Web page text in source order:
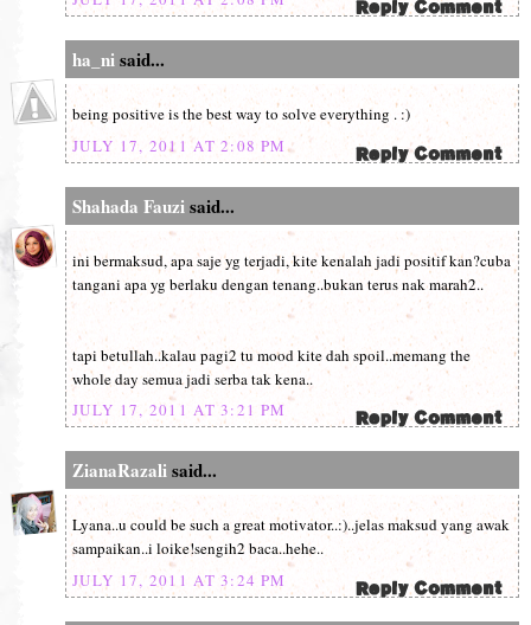
ha_nisaid...
being positive is the best way to solve everything . :)
JULY 17, 2011 AT 2:08 PM
Shahada Fauzisaid...
ini bermaksud, apa saje yg terjadi, kite kenalah jadi positif kan?cuba
tangani apa yg berlaku dengan tenang..bukan terus nak marah2..
tapi betullah..kalau pagi2 tu mood kite dah spoil..memang the
whole day semua jadi serba tak kena..
JULY 17, 2011 AT 3:21 PM
ZianaRazalisaid...
Lyana..u could be such a great motivator..:)..jelas maksud yang awak
sampaikan..i loike!sengih2 baca..hehe..
JULY 17, 2011 AT 3:24 PM